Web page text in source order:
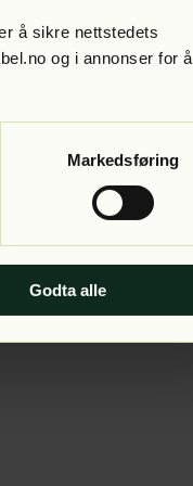
å sikre nettstedets
og i annonser for å
Markedsføring
Godta alle